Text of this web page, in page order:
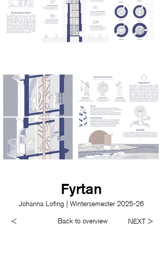
Fyrtan
Johanna Lofing | Wintersemester 2025-26
< Back to overview NEXT >